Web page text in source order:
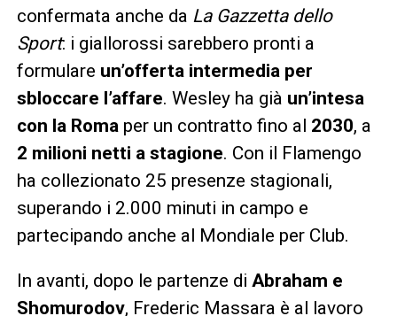
confermata anche da La Gazzetta dello
Sport: i giallorossi sarebbero pronti a
formulare un’offerta intermedia per
sbloccare l’affare. Wesley ha già un’intesa
con la Roma per un contratto fino al 2030, a
2 milioni netti a stagione. Con il Flamengo
ha collezionato 25 presenze stagionali,
superando i 2.000 minuti in campo e
partecipando anche al Mondiale per Club.
In avanti, dopo le partenze di Abraham e
Shomurodov, Frederic Massara è al lavoro